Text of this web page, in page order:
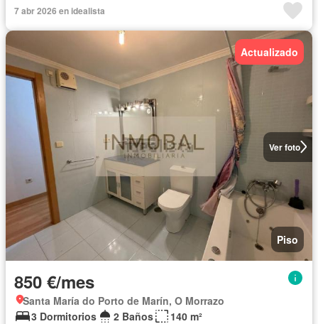
7 abr 2026 en idealista
Ver foto
Actualizado
Piso
850 €/mes
Santa María do Porto de Marín, O Morrazo
3 Dormitorios
2 Baños
140 m²